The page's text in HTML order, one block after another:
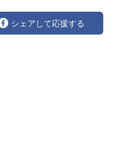
シェアして応援する